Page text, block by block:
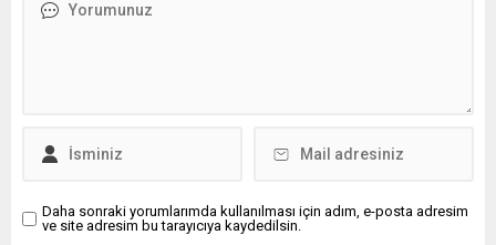
Daha sonraki yorumlarımda kullanılması için adım, e-posta adresim
ve site adresim bu tarayıcıya kaydedilsin.